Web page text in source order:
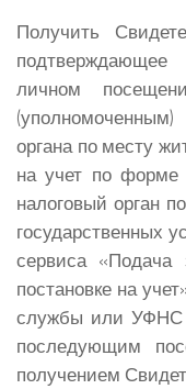
Получить
личном
органа по месту
на учет по
налоговый орган
государственных
сервиса «Подача
постановке на
службы или УФНС
последующим
получением